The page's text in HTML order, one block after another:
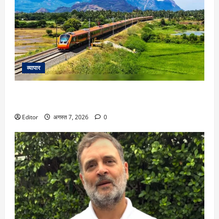
व्यापार
Editor अगस्त 7, 2026 0